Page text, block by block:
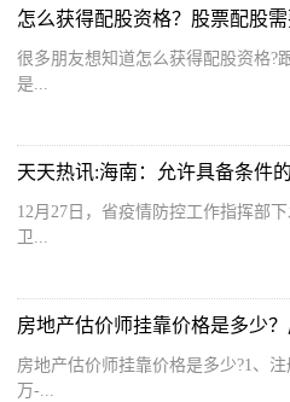
怎么获得配股资格？股票配股需
很多朋友想知道怎么获得配股资格?
是...
12月27日，省疫情防控工作指挥部
卫...
房地产估价师挂靠价格是多少?1、
万-...